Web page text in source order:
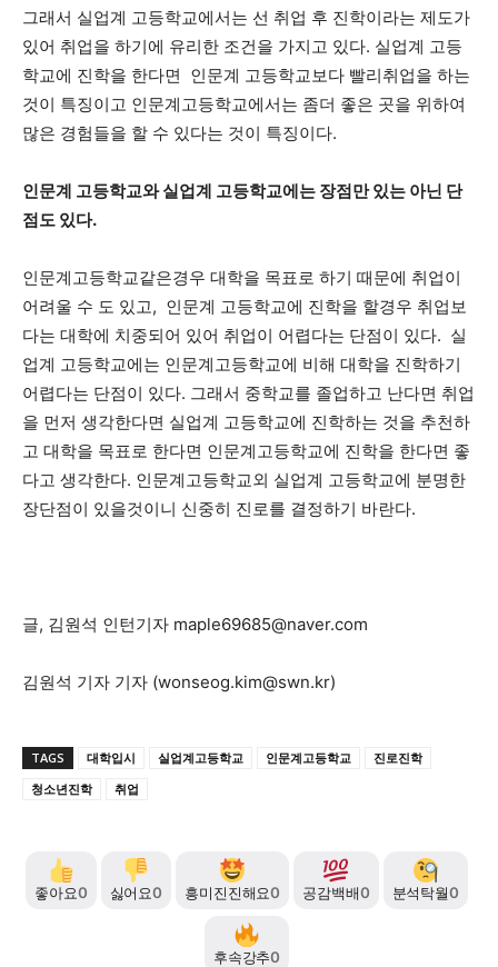
그래서 실업계 고등학교에서는 선 취업 후 진학이라는 제도가
있어 취업을 하기에 유리한 조건을 가지고 있다. 실업계 고등
학교에 진학을 한다면 인문계 고등학교보다 빨리취업을 하는
것이 특징이고 인문계고등학교에서는 좀더 좋은 곳을 위하여
많은 경험들을 할 수 있다는 것이 특징이다.
인문계 고등학교와 실업계 고등학교에는 장점만 있는 아닌 단
점도 있다.
인문계고등학교같은경우 대학을 목표로 하기 때문에 취업이
어려울 수 도 있고, 인문계 고등학교에 진학을 할경우 취업보
다는 대학에 치중되어 있어 취업이 어렵다는 단점이 있다. 실
업계 고등학교에는 인문계고등학교에 비해 대학을 진학하기
어렵다는 단점이 있다. 그래서 중학교를 졸업하고 난다면 취업
을 먼저 생각한다면 실업계 고등학교에 진학하는 것을 추천하
고 대학을 목표로 한다면 인문계고등학교에 진학을 한다면 좋
다고 생각한다. 인문계고등학교외 실업계 고등학교에 분명한
장단점이 있을것이니 신중히 진로를 결정하기 바란다.
글, 김원석 인턴기자 maple69685@naver.com
김원석 기자 기자 (wonseog.kim@swn.kr)
TAGS 대학입시 실업계고등학교 인문계고등학교
진로진학
청소년진학
취업
좋아요0 싫어요0 흥미진진해요0 공감백배0 분석탁월0
후속강추0